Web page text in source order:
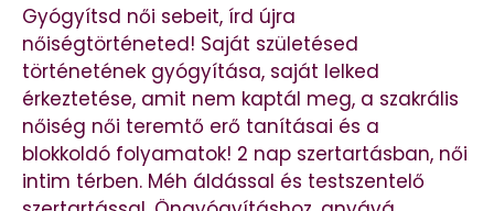
Gyógyítsd női sebeit, írd újra
nőiségtörténeted! Saját születésed
történetének gyógyítása, saját lelked
érkeztetése, amit nem kaptál meg, a szakrális
nőiség női teremtő erő tanításai és a
blokkoldó folyamatok! 2 nap szertartásban, női
intim térben. Méh áldással és testszentelő